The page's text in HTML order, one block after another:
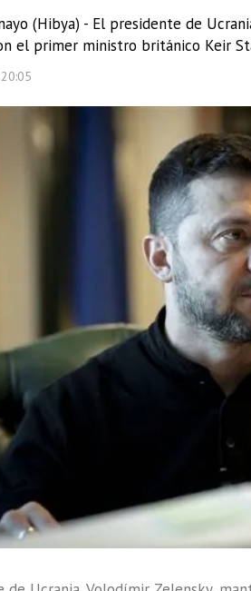
(Hibya) - El presidente de
el primer ministro británico Keir